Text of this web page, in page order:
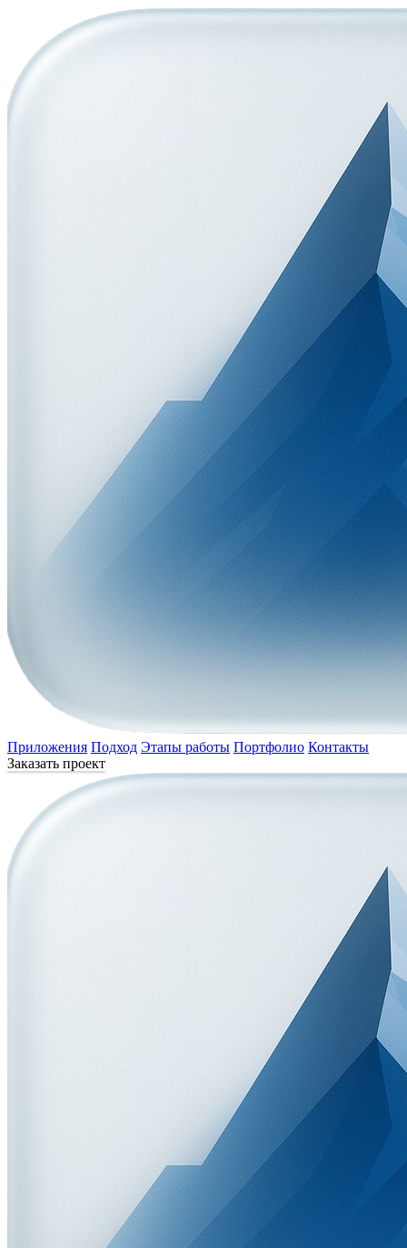
Приложения Подход Этапы работы Портфолио Контакты
Заказать проект